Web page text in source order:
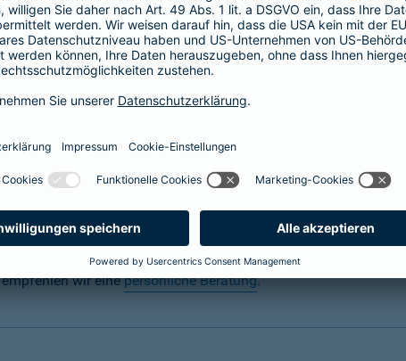
Hunde abschließen
Uns auch. Sie sorgen täglich dafür, dass Ihre Fellnase
den Ernstfall mit einer
für die
ob zuhause oder unterwegs. Schon eine scheinbar harmlose
unter Narkose operiert werden muss. Damit Ihre
einer Hunde-OP-Versicherung.
wir einepersönliche Beratung.